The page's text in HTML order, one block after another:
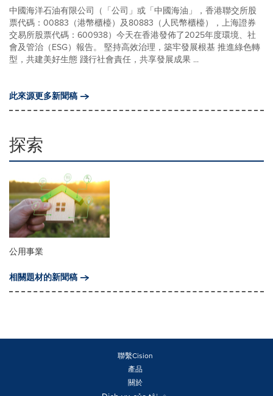
中國海洋石油有限公司（「公司」或「中國海油」，香港聯交所股
票代碼：00883（港幣櫃檯）及80883（人民幣櫃檯），上海證券
交易所股票代碼：600938）今天在香港發佈了2025年度環境、社
會及管治（ESG）報告。 堅持高效治理，築牢發展根基 推進綠色轉
型，共建美好生態 踐行社會責任，共享發展成果 ...
此來源更多新聞稿
探索
公用事業
相關題材的新聞稿
聯繫Cision
產品
關於